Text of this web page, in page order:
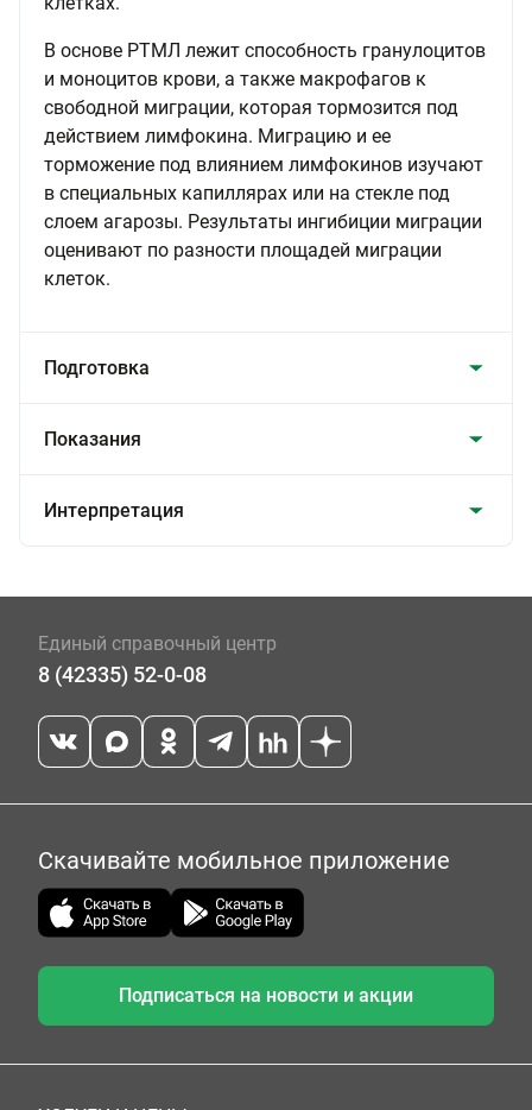
В основе РТМЛ лежит способность гранулоцитов
и моноцитов крови, а также макрофагов к
свободной миграции, которая тормозится под
действием лимфокина. Миграцию и ее
торможение под влиянием лимфокинов изучают
в специальных капиллярах или на стекле под
слоем агарозы. Результаты ингибиции миграции
оценивают по разности площадей миграции
клеток.
Подготовка
Показания
Интерпретация
Единый справочный центр
8 (42335) 52-0-08
Скачивайте мобильное приложение
Подписаться на новости и акции